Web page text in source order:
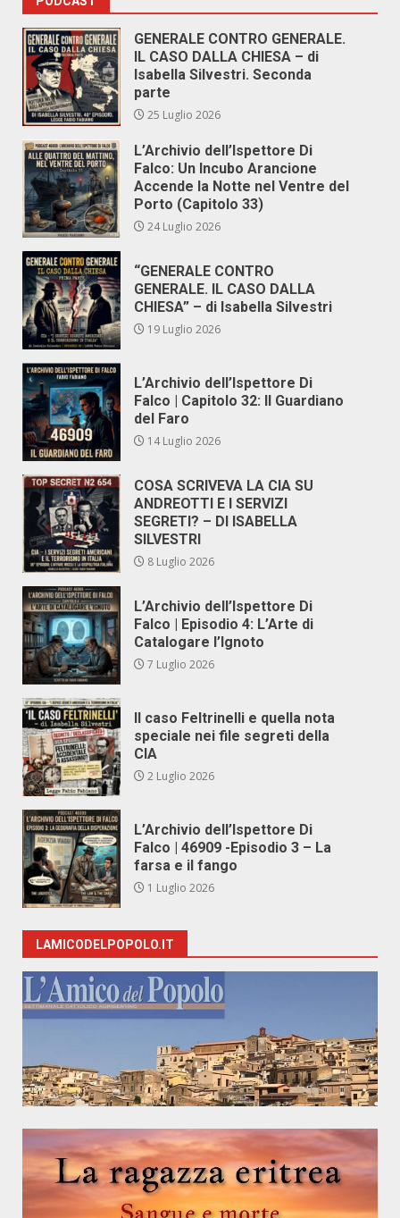
GENERALE CONTRO GENERALE.
IL CASO DALLA CHIESA – di
Isabella Silvestri. Seconda
parte
25 Luglio 2026
L’Archivio dell’Ispettore Di
Falco: Un Incubo Arancione
Accende la Notte nel Ventre del
Porto (Capitolo 33)
24 Luglio 2026
“GENERALE CONTRO
GENERALE. IL CASO DALLA
CHIESA” – di Isabella Silvestri
19 Luglio 2026
L’Archivio dell’Ispettore Di
Falco | Capitolo 32: Il Guardiano
del Faro
14 Luglio 2026
COSA SCRIVEVA LA CIA SU
ANDREOTTI E I SERVIZI
SEGRETI? – DI ISABELLA
SILVESTRI
8 Luglio 2026
L’Archivio dell’Ispettore Di
Falco | Episodio 4: L’Arte di
Catalogare l’Ignoto
7 Luglio 2026
Il caso Feltrinelli e quella nota
speciale nei file segreti della
CIA
2 Luglio 2026
L’Archivio dell’Ispettore Di
Falco | 46909 -Episodio 3 – La
farsa e il fango
1 Luglio 2026
LAMICODELPOPOLO.IT